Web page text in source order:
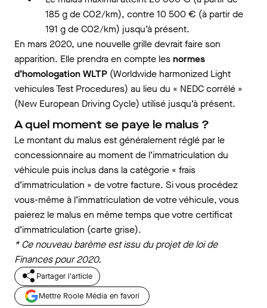
185 g de CO2/km), contre 10 500 € (à partir de
191 g de CO2/km) jusqu’à présent.
En mars 2020, une nouvelle grille devrait faire son
apparition. Elle prendra en compte lesnormes
d’homologation WLTP (Worldwide harmonized Light
vehicules Test Procedures) au lieu du « NEDC corrélé »
(New European Driving Cycle) utilisé jusqu’à présent.
A quel moment se paye le malus ?
Le montant du malus est généralement réglé par le
concessionnaire au moment de l’immatriculation du
véhicule puis inclus dans la catégorie « frais
d’immatriculation » de votre facture. Si vous procédez
vous-même à l’immatriculation de votre véhicule, vous
paierez le malus en même temps que votre certificat
d’immatriculation (carte grise).
* Ce nouveau barème est issu du projet de loi de
Finances pour 2020.
Partager l'article
Mettre Roole Média en favori